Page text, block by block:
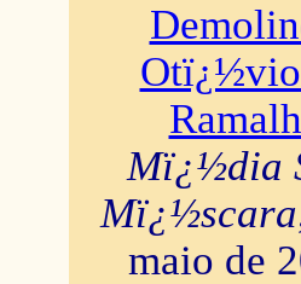
Mï¿½dia
Mï¿½scara
maio de